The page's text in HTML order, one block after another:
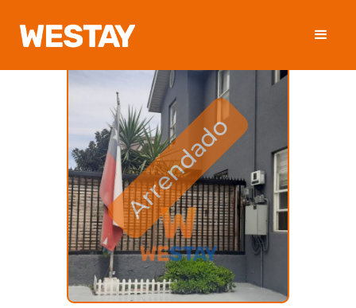
Arrendado